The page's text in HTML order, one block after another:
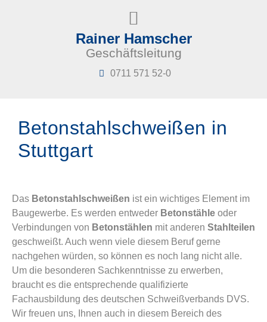
Rainer Hamscher
Geschäftsleitung
0711 571 52-0
Betonstahlschweißen in
Stuttgart
Das Betonstahlschweißen ist ein wichtiges Element im
Baugewerbe. Es werden entweder Betonstähle oder
Verbindungen von Betonstählen mit anderen Stahlteilen
geschweißt. Auch wenn viele diesem Beruf gerne
nachgehen würden, so können es noch lang nicht alle.
Um die besonderen Sachkenntnisse zu erwerben,
braucht es die entsprechende qualifizierte
Fachausbildung des deutschen Schweißverbands DVS.
Wir freuen uns, Ihnen auch in diesem Bereich des